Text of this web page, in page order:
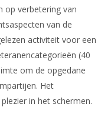
op verbetering van
van de
activiteit voor een
(40
om de opgedane
Het
in het schermen.